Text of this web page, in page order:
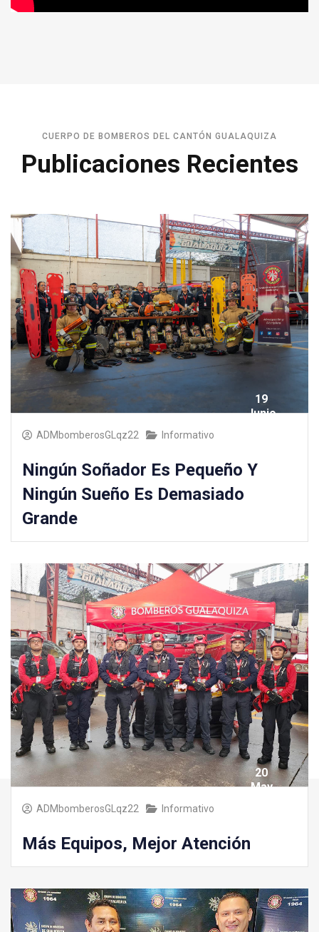
CUERPO DE BOMBEROS DEL CANTÓN GUALAQUIZA
Publicaciones Recientes
ADMbomberosGLqz22 Informativo
19
Junio
Ningún Soñador Es Pequeño Y
Ningún Sueño Es Demasiado
Grande
ADMbomberosGLqz22 Informativo
20
May
Más Equipos, Mejor Atención